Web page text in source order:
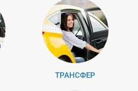
ТРАНСФЕР